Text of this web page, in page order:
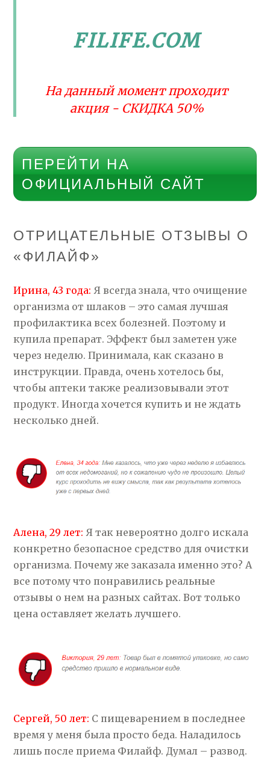
FILIFE.COM
На данный момент проходит
акция - СКИДКА 50%
ПЕРЕЙТИ НА
ОФИЦИАЛЬНЫЙ САЙТ
ОТРИЦАТЕЛЬНЫЕ ОТЗЫВЫ О
«ФИЛАЙФ»
Ирина, 43 года: Я всегда знала, что очищение
организма от шлаков – это самая лучшая
профилактика всех болезней. Поэтому и
купила препарат. Эффект был заметен уже
через неделю. Принимала, как сказано в
инструкции. Правда, очень хотелось бы,
чтобы аптеки также реализовывали этот
продукт. Иногда хочется купить и не ждать
несколько дней.
Алена, 29 лет: Я так невероятно долго искала
конкретно безопасное средство для очистки
организма. Почему же заказала именно это? А
все потому что понравились реальные
отзывы о нем на разных сайтах. Вот только
цена оставляет желать лучшего.
Сергей, 50 лет: С пищеварением в последнее
время у меня была просто беда. Наладилось
лишь после приема Филайф. Думал – развод.